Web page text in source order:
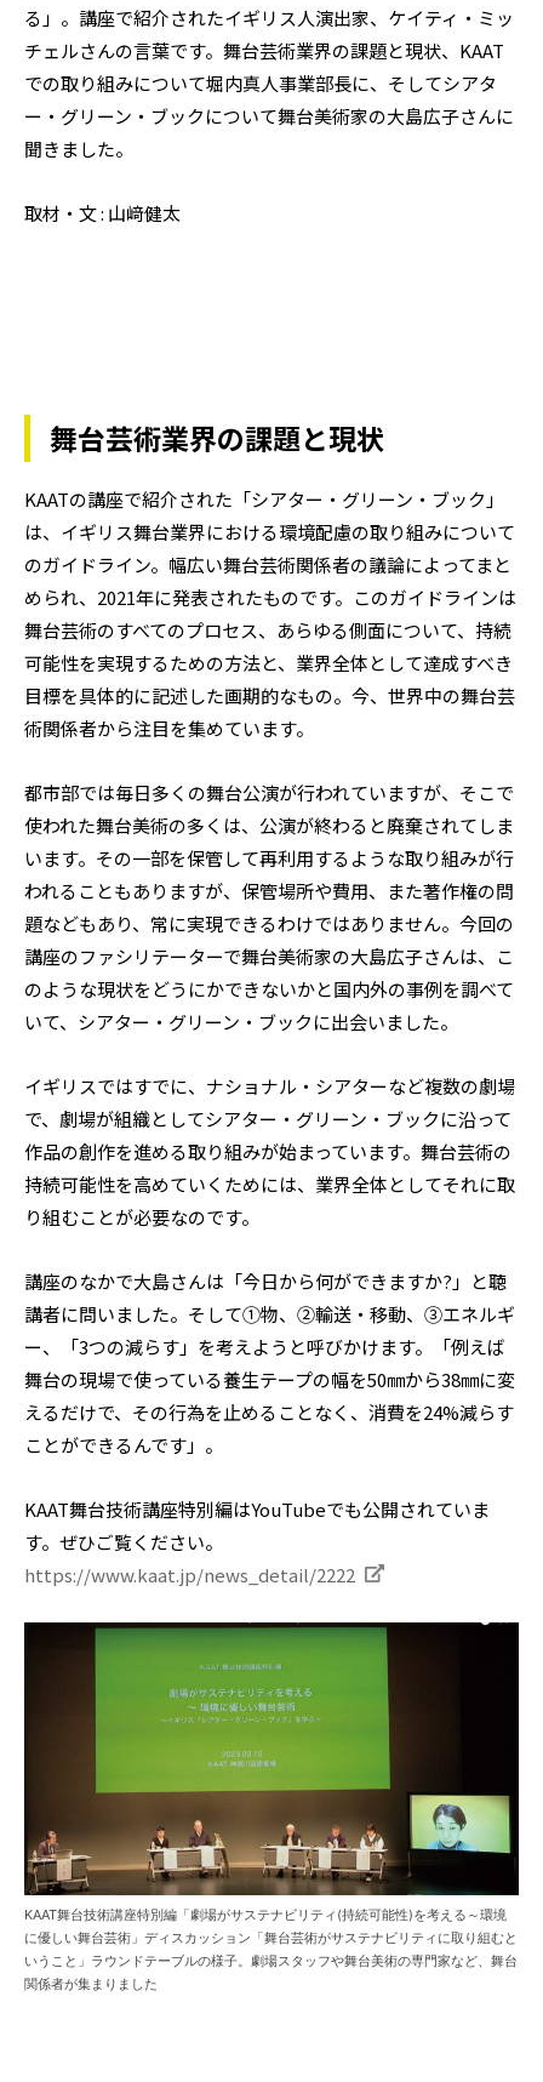
る」。講座で紹介されたイギリス人演出家、ケイティ・ミッ
チェルさんの言葉です。舞台芸術業界の課題と現状、KAAT
での取り組みについて堀内真人事業部長に、そしてシアタ
ー・グリーン・ブックについて舞台美術家の大島広子さんに
聞きました。
取材・文 : 山﨑健太
舞台芸術業界の課題と現状
KAATの講座で紹介された「シアター・グリーン・ブック」
は、イギリス舞台業界における環境配慮の取り組みについて
のガイドライン。幅広い舞台芸術関係者の議論によってまと
められ、2021年に発表されたものです。このガイドラインは
舞台芸術のすべてのプロセス、あらゆる側面について、持続
可能性を実現するための方法と、業界全体として達成すべき
目標を具体的に記述した画期的なもの。今、世界中の舞台芸
術関係者から注目を集めています。
都市部では毎日多くの舞台公演が行われていますが、そこで
使われた舞台美術の多くは、公演が終わると廃棄されてしま
います。その一部を保管して再利用するような取り組みが行
われることもありますが、保管場所や費用、また著作権の問
題などもあり、常に実現できるわけではありません。今回の
講座のファシリテーターで舞台美術家の大島広子さんは、こ
のような現状をどうにかできないかと国内外の事例を調べて
いて、シアター・グリーン・ブックに出会いました。
イギリスではすでに、ナショナル・シアターなど複数の劇場
で、劇場が組織としてシアター・グリーン・ブックに沿って
作品の創作を進める取り組みが始まっています。舞台芸術の
持続可能性を高めていくためには、業界全体としてそれに取
り組むことが必要なのです。
講座のなかで大島さんは「今日から何ができますか?」と聴
講者に問いました。そして①物、②輸送・移動、③エネルギ
ー、「3つの減らす」を考えようと呼びかけます。「例えば
舞台の現場で使っている養生テープの幅を50㎜から38㎜に変
えるだけで、その行為を止めることなく、消費を24%減らす
ことができるんです」。
KAAT舞台技術講座特別編はYouTubeでも公開されていま
す。ぜひご覧ください。
https://www.kaat.jp/news_detail/2222
KAAT舞台技術講座特別編「劇場がサステナビリティ(持続可能性)を考える～環境
に優しい舞台芸術」ディスカッション「舞台芸術がサステナビリティに取り組むと
いうこと」ラウンドテーブルの様子。劇場スタッフや舞台美術の専門家など、舞台
関係者が集まりました